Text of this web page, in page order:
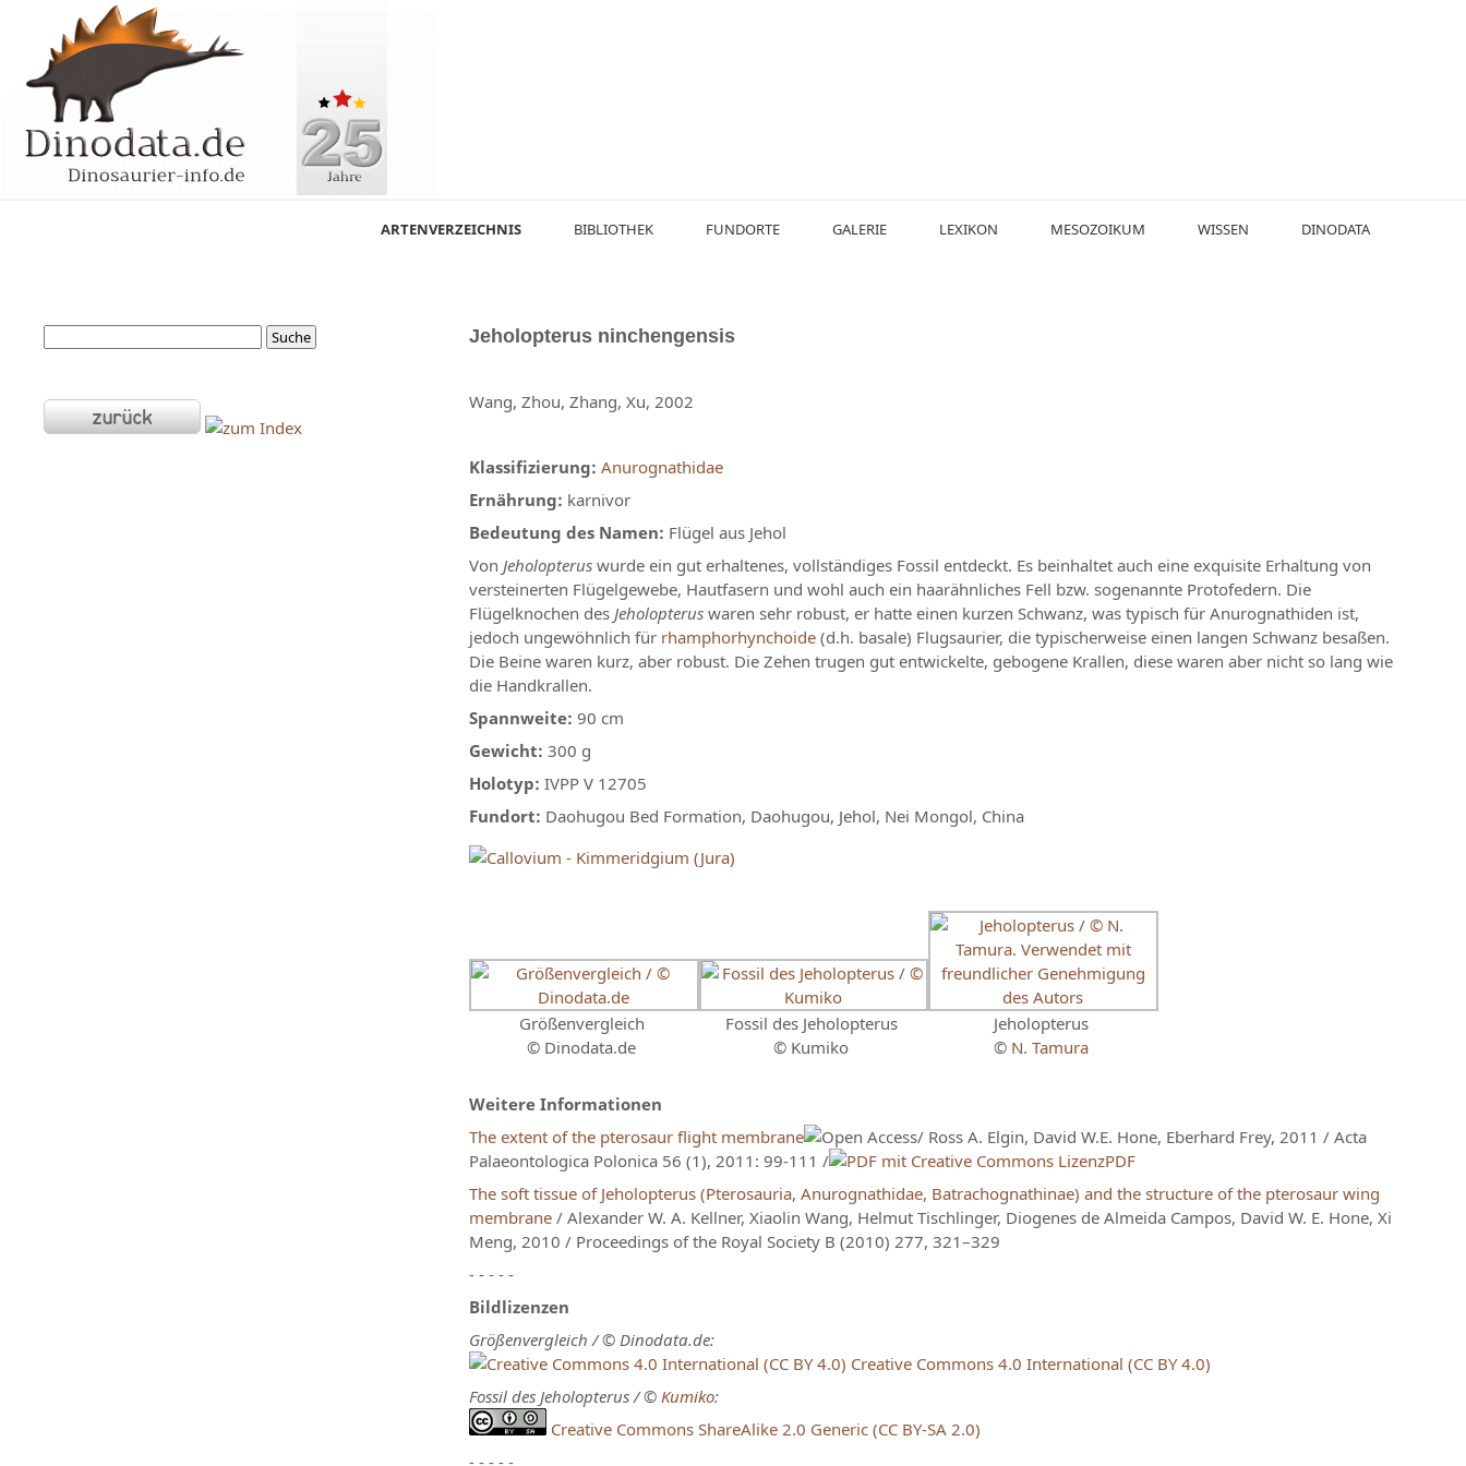
ARTENVERZEICHNIS BIBLIOTHEK FUNDORTE GALERIE LEXIKON MESOZOIKUM WISSEN DINODATA
Jeholopterus ninchengensis
Wang, Zhou, Zhang, Xu, 2002
Klassifizierung: Anurognathidae
Ernährung: karnivor
Bedeutung des Namen: Flügel aus Jehol
Von Jeholopterus wurde ein gut erhaltenes, vollständiges Fossil entdeckt. Es beinhaltet auch eine exquisite Erhaltung von
versteinerten Flügelgewebe, Hautfasern und wohl auch ein haarähnliches Fell bzw. sogenannte Protofedern. Die
Flügelknochen des Jeholopterus waren sehr robust, er hatte einen kurzen Schwanz, was typisch für Anurognathiden ist,
jedoch ungewöhnlich für rhamphorhynchoide (d.h. basale) Flugsaurier, die typischerweise einen langen Schwanz besaßen.
Die Beine waren kurz, aber robust. Die Zehen trugen gut entwickelte, gebogene Krallen, diese waren aber nicht so lang wie
die Handkrallen.
Spannweite: 90 cm
Gewicht: 300 g
Holotyp: IVPP V 12705
Fundort: Daohugou Bed Formation, Daohugou, Jehol, Nei Mongol, China
Größenvergleich
© Dinodata.de
Fossil des Jeholopterus
© Kumiko
Jeholopterus
© N. Tamura
Weitere Informationen
The extent of the pterosaur flight membrane
/ Ross A. Elgin, David W.E. Hone, Eberhard Frey, 2011 / Acta
Palaeontologica Polonica 56 (1), 2011: 99-111 /
PDF
The soft tissue of Jeholopterus (Pterosauria, Anurognathidae, Batrachognathinae) and the structure of the pterosaur wing
membrane / Alexander W. A. Kellner, Xiaolin Wang, Helmut Tischlinger, Diogenes de Almeida Campos, David W. E. Hone, Xi
Meng, 2010 / Proceedings of the Royal Society B (2010) 277, 321–329
- - - - -
Bildlizenzen
Größenvergleich / © Dinodata.de:
Creative Commons 4.0 International (CC BY 4.0)
Fossil des Jeholopterus / © Kumiko:
Creative Commons ShareAlike 2.0 Generic (CC BY-SA 2.0)
- - - - -